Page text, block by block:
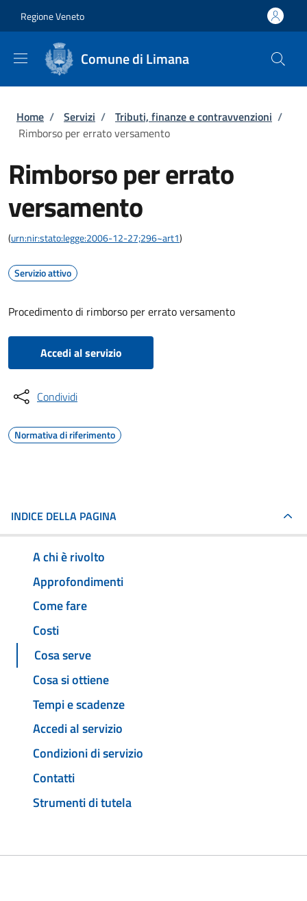
Regione Veneto
Comune di Limana
Briciole di pane
Home / Servizi / Tributi, finanze e contravvenzioni /
Rimborso per errato versamento
Rimborso per errato
versamento
(urn:nir:stato:legge:2006-12-27;296~art1)
Servizio attivo
Procedimento di rimborso per errato versamento
Accedi al servizio
Condividi
Normativa di riferimento
INDICE DELLA PAGINA
A chi è rivolto
Approfondimenti
Come fare
Costi
Cosa serve
Cosa si ottiene
Tempi e scadenze
Accedi al servizio
Condizioni di servizio
Contatti
Strumenti di tutela